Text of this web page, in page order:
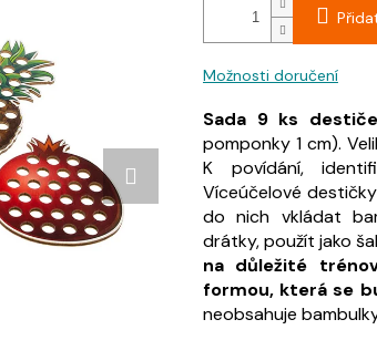
Možnosti doručení
Sada 9 ks
pomponky 1 cm).
K povídání,
Víceúčelové
do nich vkládat
drátky, použít jako
na důležité
formou, která se
neobsahuje